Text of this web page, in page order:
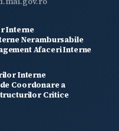
Interne
Nerambursabile
Afaceri Interne
Interne
Coordonare a
Critice